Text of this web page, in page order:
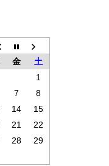
金
土
1
7
8
14
15
21
22
28
29